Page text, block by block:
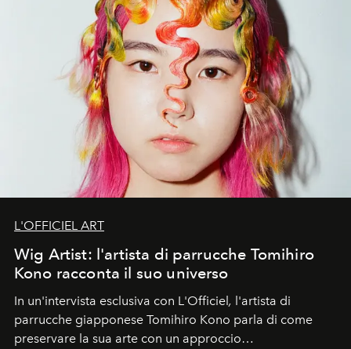
L'OFFICIEL ART
Wig Artist: l'artista di parrucche Tomihiro
Kono racconta il suo universo
In un'intervista esclusiva con L'Officiel , l'artista di
parrucche giapponese Tomihiro Kono parla di come
preservare la sua arte con un approccio